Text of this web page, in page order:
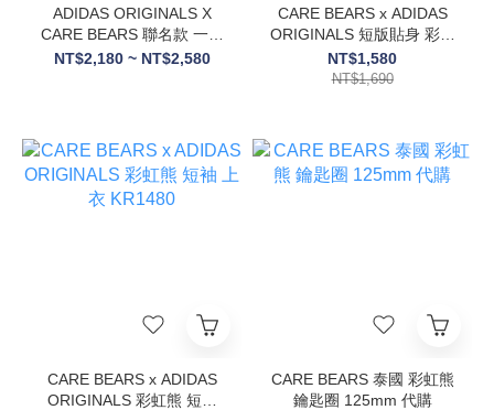
ADIDAS ORIGINALS X
CARE BEARS 聯名款 一字
拖 彩虹熊 三色 女鞋
NT$2,180 ~ NT$2,580
CARE BEARS x ADIDAS
ORIGINALS 短版貼身 彩虹
熊 短袖上衣
KR9628//KR9634
NT$1,580
NT$1,690
CARE BEARS x ADIDAS
ORIGINALS 彩虹熊 短袖
CARE BEARS 泰國 彩虹熊
鑰匙圈 125mm 代購